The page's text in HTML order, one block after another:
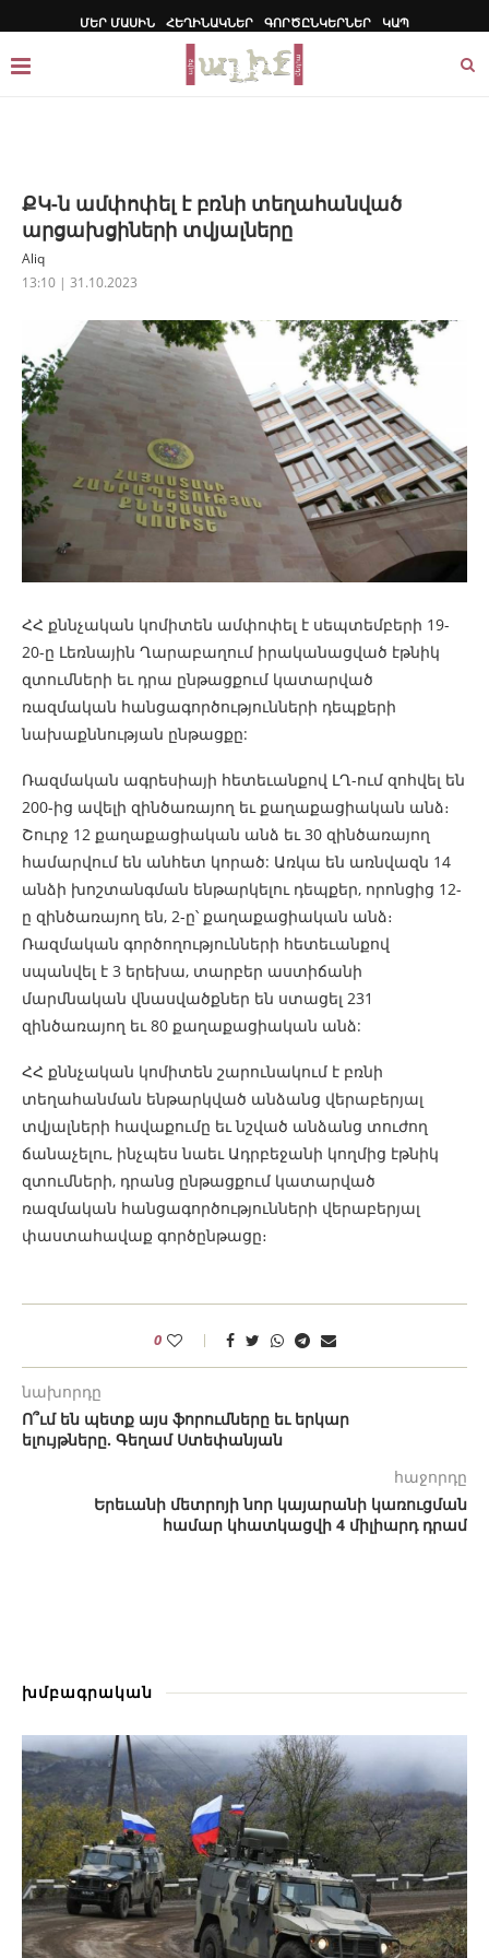
ՄԵՐ ՄԱՍԻՆ ՀԵՂԻՆԱԿՆԵՐ ԳՈՐԾԸՆԿԵՐՆԵՐ ԿԱՊ
ՔԿ-ն ամփոփել է բռնի տեղահանված
արցախցիների տվյալները
Aliq
13:10 | 31.10.2023
ՀՀ քննչական կոմիտեն ամփոփել է սեպտեմբերի 19-
20-ը Լեռնային Ղարաբաղում իրականացված էթնիկ
զտումների եւ դրա ընթացքում կատարված
ռազմական հանցագործությունների դեպքերի
նախաքննության ընթացքը:
Ռազմական ագրեսիայի հետեւանքով ԼՂ-ում զոհվել են
200-ից ավելի զինծառայող եւ քաղաքացիական անձ։
Շուրջ 12 քաղաքացիական անձ եւ 30 զինծառայող
համարվում են անհետ կորած: Առկա են առնվազն 14
անձի խոշտանգման ենթարկելու դեպքեր, որոնցից 12-
ը զինծառայող են, 2-ը՝ քաղաքացիական անձ։
Ռազմական գործողությունների հետեւանքով
սպանվել է 3 երեխա, տարբեր աստիճանի
մարմնական վնասվածքներ են ստացել 231
զինծառայող եւ 80 քաղաքացիական անձ:
ՀՀ քննչական կոմիտեն շարունակում է բռնի
տեղահանման ենթարկված անձանց վերաբերյալ
տվյալների հավաքումը եւ նշված անձանց տուժող
ճանաչելու, ինչպես նաեւ Ադրբեջանի կողմից էթնիկ
զտումների, դրանց ընթացքում կատարված
ռազմական հանցագործությունների վերաբերյալ
փաստահավաք գործընթացը։
0
նախորդը
Ո՞ւմ են պետք այս ֆորումները եւ երկար
ելույթները. Գեղամ Ստեփանյան
հաջորդը
Երեւանի մետրոյի նոր կայարանի կառուցման
համար կհատկացվի 4 միլիարդ դրամ
խմբագրական